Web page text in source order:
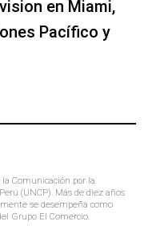
en Miami,
Pacífico y
la Comunicación por la
(UNCP). Más de diez años
se desempeña como
Grupo El Comercio.